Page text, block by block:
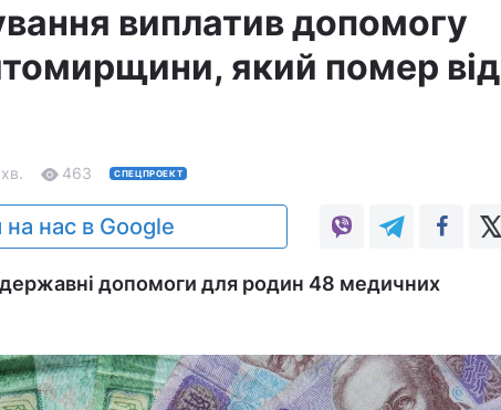
виплатив допомогу
який помер від
463 СПЕЦПРОЕКТ
на нас в Google
допомоги для родин 48 медичних